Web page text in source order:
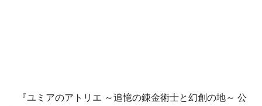
『ユミアのアトリエ ～追憶の錬金術士と幻創の地～ 公